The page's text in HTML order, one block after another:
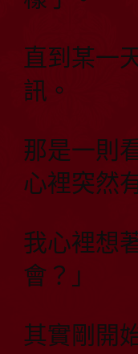
直到某一
訊。
那是一則
心裡突然
我心裡想
會？」
其實剛開